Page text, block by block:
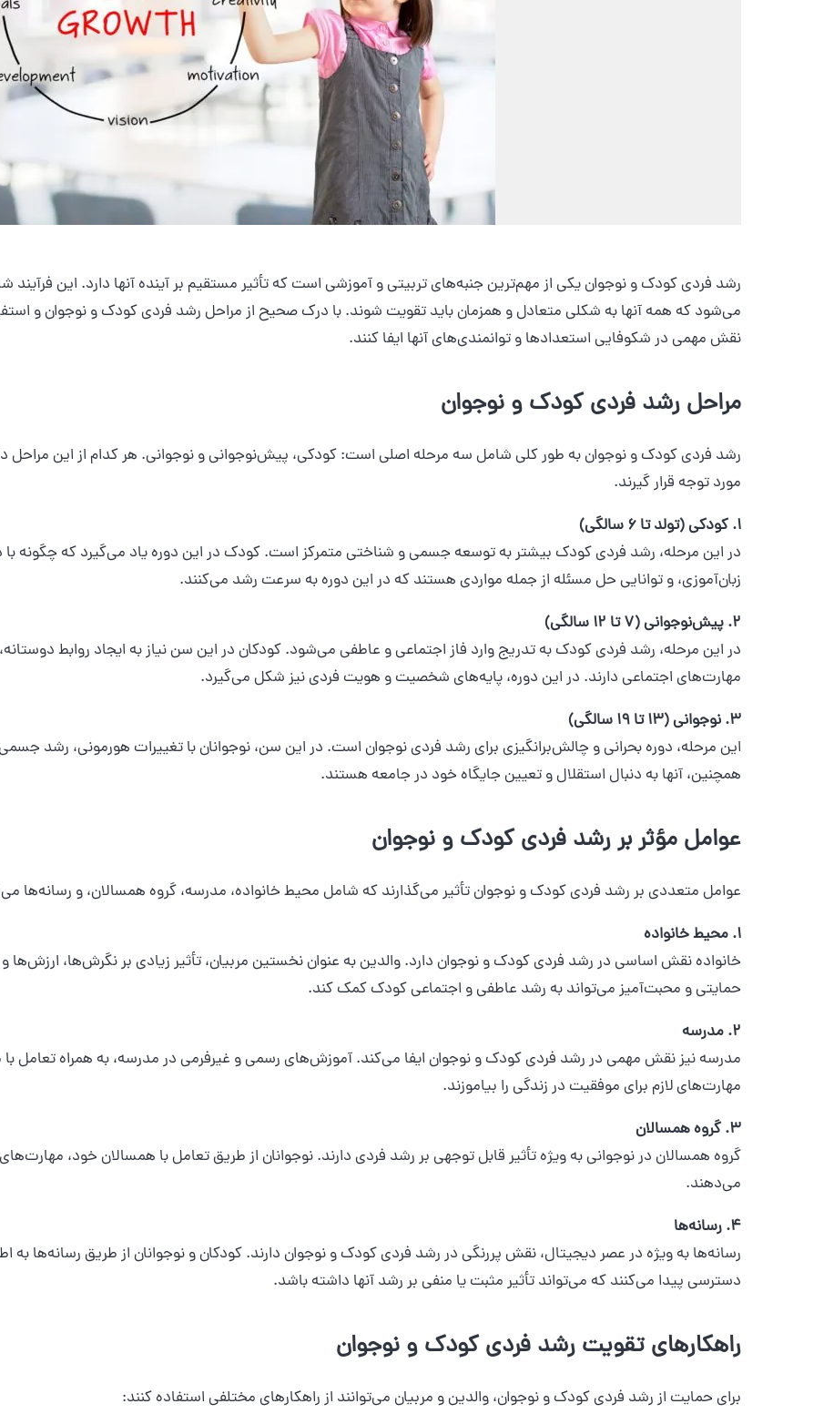
رشد فردی کودک و نوجوان یکی از مهم‌ترین جنبه‌های تربیتی و آموزشی است که تأثیر مستقیم بر آینده آنها دارد. این
می‌شود که همه آنها به شکلی متعادل و همزمان باید تقویت شوند. با درک صحیح از مراحل رشد فردی کودک و نوجوان و
نقش مهمی در شکوفایی استعدادها و توانمندی‌های آنها ایفا کنند.
مراحل رشد فردی کودک و نوجوان
رشد فردی کودک و نوجوان به طور کلی شامل سه مرحله اصلی است: کودکی، پیش‌نوجوانی و نوجوانی. هر کدام از این مراحل
مورد توجه قرار گیرند.
1. کودکی (تولد تا ۶ سالگی)
در این مرحله، رشد فردی کودک بیشتر به توسعه جسمی و شناختی متمرکز است. کودک در این دوره یاد می‌گیرد که چگونه
زبان‌آموزی، و توانایی حل مسئله از جمله مواردی هستند که در این دوره به سرعت رشد می‌کنند.
2. پیش‌نوجوانی (۷ تا ۱۲ سالگی)
در این مرحله، رشد فردی کودک به تدریج وارد فاز اجتماعی و عاطفی می‌شود. کودکان در این سن نیاز به ایجاد روابط
مهارت‌های اجتماعی دارند. در این دوره، پایه‌های شخصیت و هویت فردی نیز شکل می‌گیرد.
3. نوجوانی (۱۳ تا ۱۹ سالگی)
این مرحله، دوره بحرانی و چالش‌برانگیزی برای رشد فردی نوجوان است. در این سن، نوجوانان با تغییرات هورمونی، رشد
همچنین، آنها به دنبال استقلال و تعیین جایگاه خود در جامعه هستند.
عوامل مؤثر بر رشد فردی کودک و نوجوان
عوامل متعددی بر رشد فردی کودک و نوجوان تأثیر می‌گذارند که شامل محیط خانواده، مدرسه، گروه همسالان، و رسانه‌ها
1. محیط خانواده
خانواده نقش اساسی در رشد فردی کودک و نوجوان دارد. والدین به عنوان نخستین مربیان، تأثیر زیادی بر نگرش‌ها، ارزش‌ها
حمایتی و محبت‌آمیز می‌تواند به رشد عاطفی و اجتماعی کودک کمک کند.
2. مدرسه
مدرسه نیز نقش مهمی در رشد فردی کودک و نوجوان ایفا می‌کند. آموزش‌های رسمی و غیرفرمی در مدرسه، به همراه تعامل
مهارت‌های لازم برای موفقیت در زندگی را بیاموزند.
3. گروه همسالان
گروه همسالان در نوجوانی به ویژه تأثیر قابل توجهی بر رشد فردی دارند. نوجوانان از طریق تعامل با همسالان خود،
می‌دهند.
4. رسانه‌ها
رسانه‌ها به ویژه در عصر دیجیتال، نقش پررنگی در رشد فردی کودک و نوجوان دارند. کودکان و نوجوانان از طریق رسانه‌ها به
دسترسی پیدا می‌کنند که می‌تواند تأثیر مثبت یا منفی بر رشد آنها داشته باشد.
راهکارهای تقویت رشد فردی کودک و نوجوان
برای حمایت از رشد فردی کودک و نوجوان، والدین و مربیان می‌توانند از راهکارهای مختلفی استفاده کنند: